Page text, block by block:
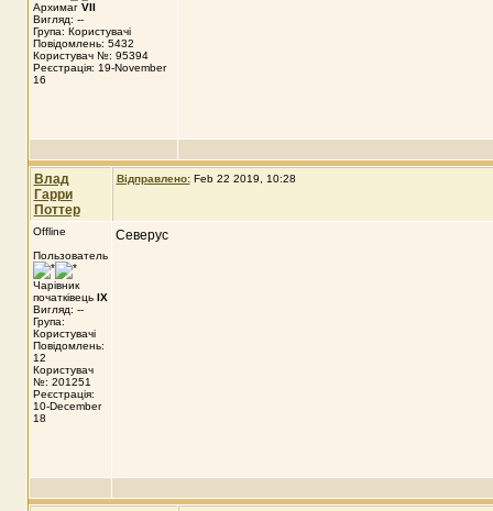
Архимаг VII
Вигляд: --
Група: Користувачі
Повідомлень: 5432
Користувач №: 95394
Реєстрація: 19-November
16
Влад
Гарри
Поттер
Відправлено: Feb 22 2019, 10:28
Offline
Пользователь
Чарівник
початківець IX
Вигляд: --
Група:
Користувачі
Повідомлень:
12
Користувач
№: 201251
Реєстрація:
10-December
18
Северус